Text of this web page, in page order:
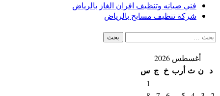
فني صيانه وتنظيف افران الغاز بالرياض
شركة تنظيف مسابح بالرياض
البحث
عن:
أغسطس 2026
د ن ث أرب خ ج س
1